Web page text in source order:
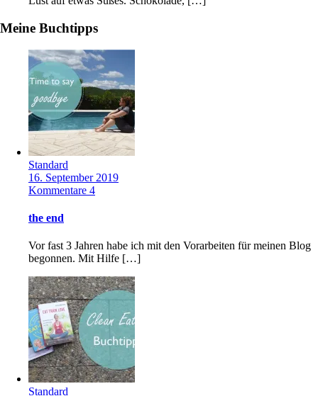
Meine Buchtipps
Standard
16. September 2019
Kommentare 4
the end
Vor fast 3 Jahren habe ich mit den Vorarbeiten für meinen Blog
begonnen. Mit Hilfe […]
Standard